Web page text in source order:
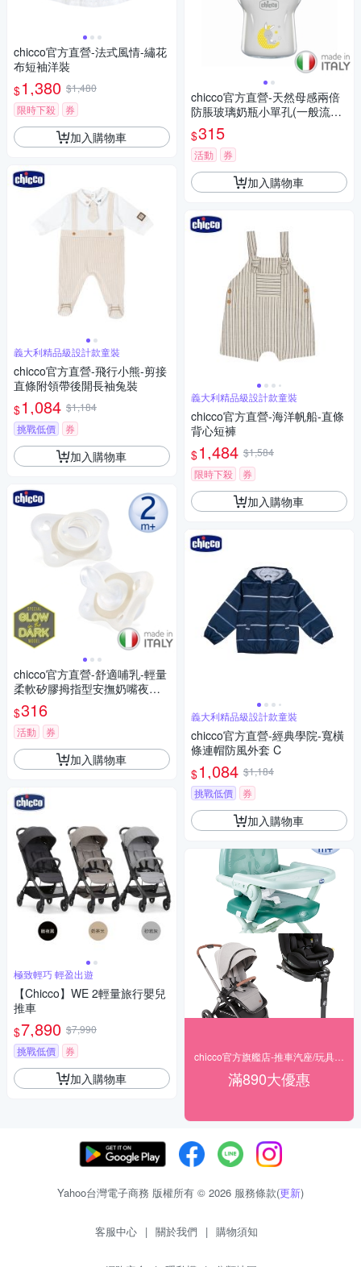
chicco官方直營-法式風情-繡花
布短袖洋裝
$1,380 $1,480
限時下殺
券
加入購物車
義大利精品級設計款童裝
chicco官方直營-飛行小熊-剪接
直條附領帶後開長袖兔裝
$1,084 $1,184
挑戰低價
券
加入購物車
chicco官方直營-舒適哺乳-輕量
柔軟矽膠拇指型安撫奶嘴夜光
款-2入組
$316
活動 券
加入購物車
極致輕巧 輕盈出遊
【Chicco】WE 2輕量旅行嬰兒
推車
$7,890 $7,990
挑戰低價
券
加入購物車
chicco官方直營-天然母感兩倍
防脹玻璃奶瓶小單孔(一般流量)
150ml
$315
活動 券
加入購物車
義大利精品級設計款童裝
chicco官方直營-海洋帆船-直條
背心短褲
$1,484 $1,584
限時下殺
券
加入購物車
義大利精品級設計款童裝
chicco官方直營-經典學院-寬橫
條連帽防風外套 C
$1,084 $1,184
挑戰低價
券
加入購物車
滿890大優惠
Yahoo台灣電子商務 版權所有 © 2026 服務條款(更新)
客服中心 | 關於我們 | 購物須知